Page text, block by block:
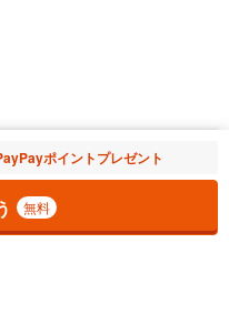
一覧を開く
ポイントプレゼント
無料